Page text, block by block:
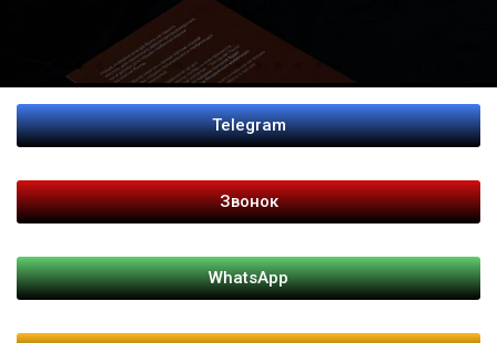
Telegram
Звонок
WhatsApp